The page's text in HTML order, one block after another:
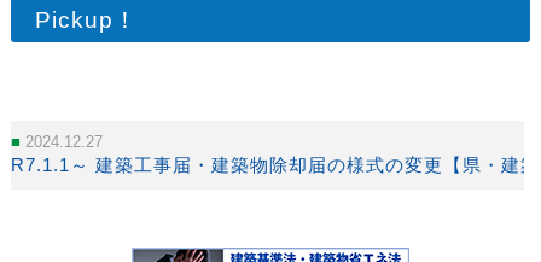
Pickup！
2024.12.27
R7.1.1～ 建築工事届・建築物除却届の様式の変更【県・建